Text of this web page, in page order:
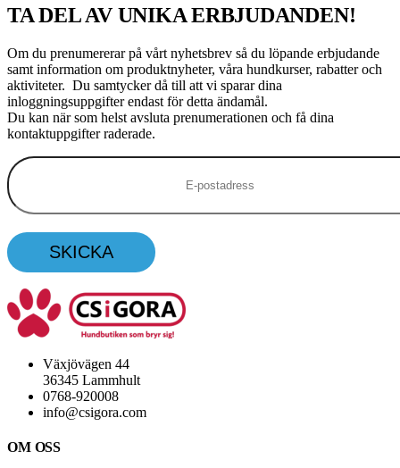
TA DEL AV UNIKA ERBJUDANDEN!
Om du prenumererar på vårt nyhetsbrev så du löpande erbjudande
samt information om produktnyheter, våra hundkurser, rabatter och
aktiviteter. Du samtycker då till att vi sparar dina
inloggningsuppgifter endast för detta ändamål.
Du kan när som helst avsluta prenumerationen och få dina
kontaktuppgifter raderade.
Växjövägen 44
36345 Lammhult
0768-920008
info@csigora.com
OM OSS